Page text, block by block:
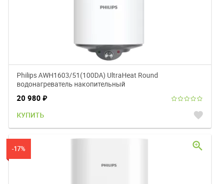
Philips AWH1603/51(100DA) UltraHeat Round
водонагреватель накопительный
20 980 ₽
КУПИТЬ favorite
-17% zoom_in